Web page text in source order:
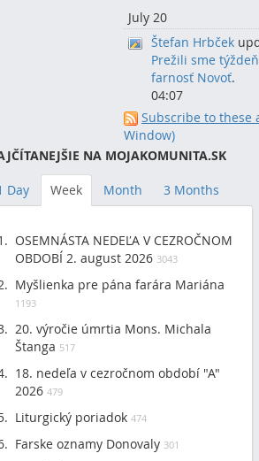
July 20
Štefan Hrbček
Prežili sme
farnosť Novoť.
04:07
Subscribe to these
Window)
NA MOJAKOMUNITA.SK
Day Week Month 3 Months
OSEMNÁSTA NEDEĽA V CEZROČNOM
OBDOBÍ 2. august 2026 3043
Myšlienka pre pána farára Mariána
1193
20. výročie úmrtia Mons. Michala
Štanga 517
18. nedeľa v cezročnom období "A"
2026 479
Liturgický poriadok 474
Farske oznamy Donovaly 301